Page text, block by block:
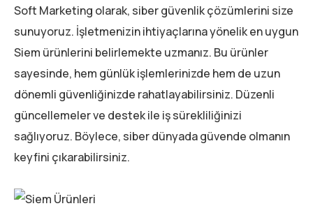
Soft Marketing olarak, siber güvenlik çözümlerini size
sunuyoruz. İşletmenizin ihtiyaçlarına yönelik en uygun
Siem ürünlerini belirlemekte uzmanız. Bu ürünler
sayesinde, hem günlük işlemlerinizde hem de uzun
dönemli güvenliğinizde rahatlayabilirsiniz. Düzenli
güncellemeler ve destek ile iş sürekliliğinizi
sağlıyoruz. Böylece, siber dünyada güvende olmanın
keyfini çıkarabilirsiniz.